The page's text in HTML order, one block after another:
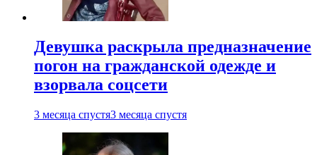
Девушка раскрыла предназначение
погон на гражданской одежде и
взорвала соцсети
3 месяца спустя3 месяца спустя